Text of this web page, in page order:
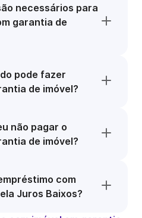
necessários para
garantia de
pode fazer
de imóvel?
não pagar o
de imóvel?
com
Juros Baixos?